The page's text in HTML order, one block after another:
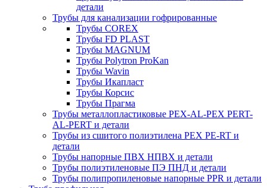
детали
Трубы для канализации гофрированные
Трубы COREX
Трубы FD PLAST
Трубы MAGNUM
Трубы Polytron ProKan
Трубы Wavin
Трубы Икапласт
Трубы Корсис
Трубы Прагма
Трубы металлопластиковые PEX-AL-PEX PERT-
AL-PERT и детали
Трубы из сшитого полиэтилена PEX PE-RT и
детали
Трубы напорные ПВХ НПВХ и детали
Трубы полиэтиленовые ПЭ ПНД и детали
Трубы полипропиленовые напорные PPR и детали